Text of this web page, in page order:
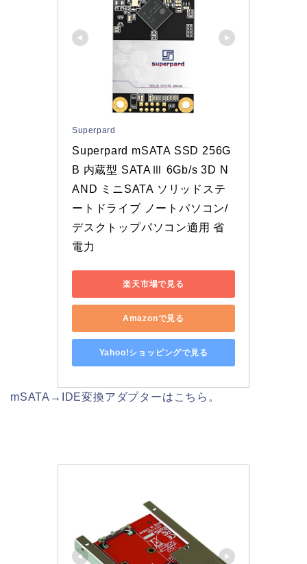
Superpard
Superpard mSATA SSD 256G
B 内蔵型 SATAⅢ 6Gb/s 3D N
AND ミニSATA ソリッドステ
ートドライブ ノートパソコン/
デスクトップパソコン適用 省
電力
楽天市場で見る
Amazonで見る
Yahoo!ショッピングで見る
mSATA→IDE変換アダプターはこちら。